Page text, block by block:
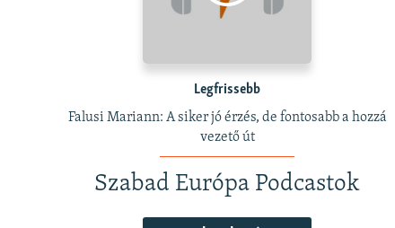
Legfrissebb
Falusi Mariann: A siker jó érzés, de fontosabb a hozzá
vezető út
Szabad Európa Podcastok